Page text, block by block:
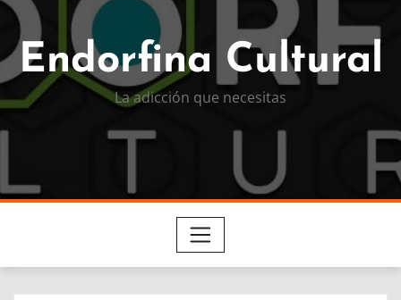
Endorfina Cultural
La adicción que necesitas